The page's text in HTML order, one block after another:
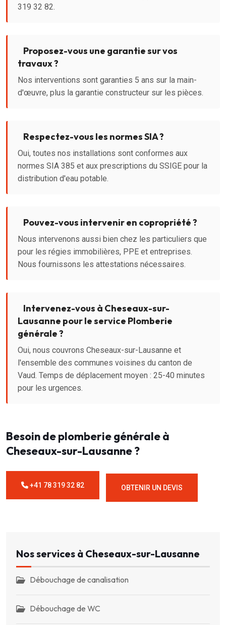
319 32 82.
Proposez-vous une garantie sur vos
travaux ?
Nos interventions sont garanties 5 ans sur la main-
d'œuvre, plus la garantie constructeur sur les pièces.
Respectez-vous les normes SIA ?
Oui, toutes nos installations sont conformes aux
normes SIA 385 et aux prescriptions du SSIGE pour la
distribution d'eau potable.
Pouvez-vous intervenir en copropriété ?
Nous intervenons aussi bien chez les particuliers que
pour les régies immobilières, PPE et entreprises.
Nous fournissons les attestations nécessaires.
Intervenez-vous à Cheseaux-sur-
Lausanne pour le service Plomberie
générale ?
Oui, nous couvrons Cheseaux-sur-Lausanne et
l'ensemble des communes voisines du canton de
Vaud. Temps de déplacement moyen : 25-40 minutes
pour les urgences.
Besoin de plomberie générale à
Cheseaux-sur-Lausanne ?
+41 78 319 32 82 OBTENIR UN DEVIS
Nos services à Cheseaux-sur-Lausanne
Débouchage de canalisation
Débouchage de WC